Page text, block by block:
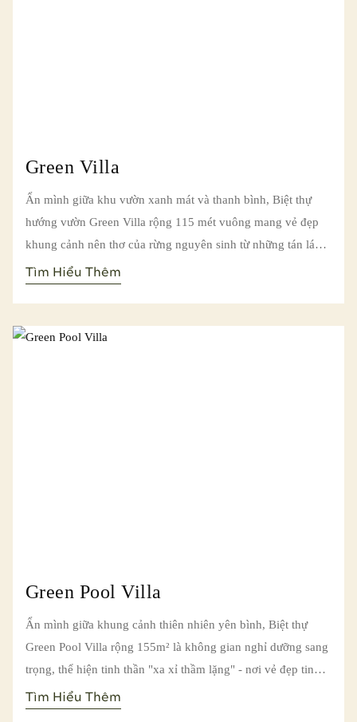
Green Villa
Ẩn mình giữa khu vườn xanh mát và thanh bình, Biệt thự
hướng vườn Green Villa rộng 115 mét vuông mang vẻ đẹp
khung cảnh nên thơ của rừng nguyên sinh từ những tán lá
nhiệt đới rầm rì. Biệt thự Green Villa được thiết kế theo
trang trí bằng các sản phẩm nội thất thủ công, đây chính là
Tìm Hiểu Thêm
Green Pool Villa
Ẩn mình giữa khung cảnh thiên nhiên yên bình, Biệt thự
Green Pool Villa rộng 155m² là không gian nghỉ dưỡng sang
trọng, thể hiện tinh thần "xa xỉ thầm lặng" - nơi vẻ đẹp tinh
tế được thể hiện trong từng chi tiết và thiên nhiên trở thành
Tìm Hiểu Thêm